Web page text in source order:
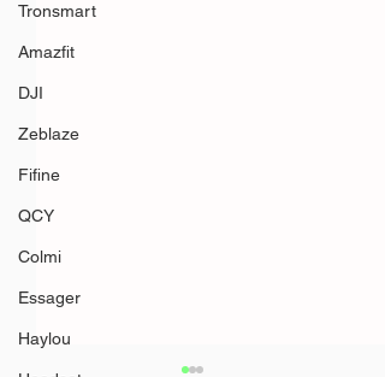
Tronsmart
Amazfit
DJI
Zeblaze
Fifine
QCY
Colmi
Essager
Haylou